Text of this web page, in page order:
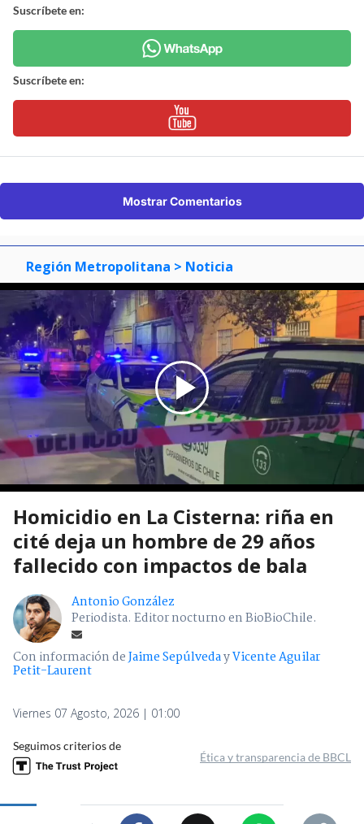
Suscríbete en:
Suscríbete en:
Mostrar Comentarios
Región Metropolitana > Noticia
Homicidio en La Cisterna: riña en
cité deja un hombre de 29 años
fallecido con impactos de bala
Antonio González
Periodista. Editor nocturno en BioBioChile.
Con información deJaime SepúlvedayVicente Aguilar
Petit-Laurent
Viernes 07 Agosto, 2026 | 01:00
Seguimos criterios de
Ética y transparencia de BBCL